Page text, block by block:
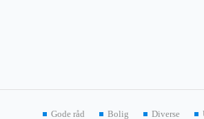
Gode råd Bolig Diverse